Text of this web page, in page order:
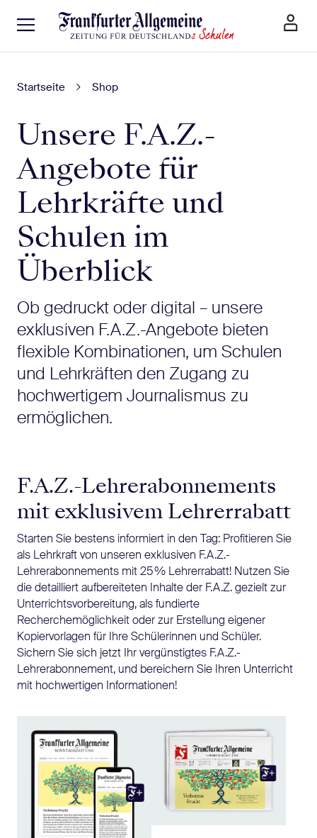
Startseite Shop
Unsere F.A.Z.-
Angebote für
Lehrkräfte und
Schulen im
Überblick
Ob gedruckt oder digital – unsere
exklusiven F.A.Z.-Angebote bieten
flexible Kombinationen, um Schulen
und Lehrkräften den Zugang zu
hochwertigem Journalismus zu
ermöglichen.
F.A.Z.-Lehrerabonnements
mit exklusivem Lehrerrabatt
Starten Sie bestens informiert in den Tag: Profitieren Sie
als Lehrkraft von unseren exklusiven F.A.Z.-
Lehrerabonnements mit 25 % Lehrerrabatt! Nutzen Sie
die detailliert aufbereiteten Inhalte der F.A.Z. gezielt zur
Unterrichtsvorbereitung, als fundierte
Recherchemöglichkeit oder zur Erstellung eigener
Kopiervorlagen für Ihre Schülerinnen und Schüler.
Sichern Sie sich jetzt Ihr vergünstigtes F.A.Z.-
Lehrerabonnement, und bereichern Sie Ihren Unterricht
mit hochwertigen Informationen!